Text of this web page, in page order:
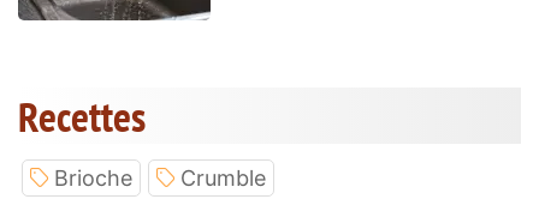
Recettes
Brioche
Crumble